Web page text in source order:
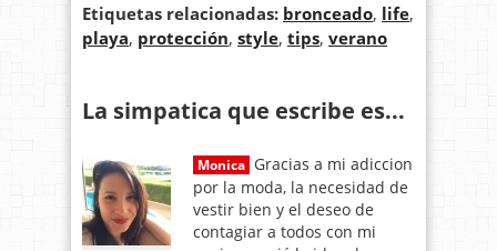
Etiquetas relacionadas: bronceado, life,
playa, protección, style, tips, verano
La simpatica que escribe es...
Monica Gracias a mi adiccion
por la moda, la necesidad de
vestir bien y el deseo de
contagiar a todos con mi